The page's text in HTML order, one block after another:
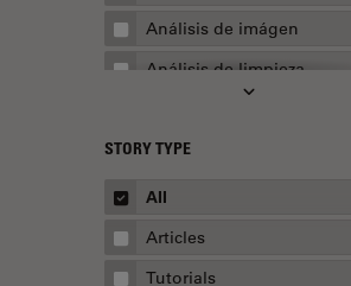
Análisis de imágen
Análisis de limpieza
Apertura numérica
AR Surgery
Automoción y transporte
Biofarmacia
STORY TYPE
All
Articles
Tutorials